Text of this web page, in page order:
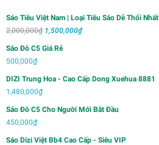
Sáo Tiêu Việt Nam | Loại Tiêu Sáo Dễ Thổi Nhất
2,000,000₫ Giá
1,500,000₫Giá
1,500,000₫.
Sáo Đô C5 Giá Rẻ
500,000₫
DIZI Trung Hoa - Cao Cấp Dong Xuehua 8881
1,480,000₫
Sáo Đô C5 Cho Người Mới Bắt Đầu
450,000₫
Sáo Dizi Việt Bb4 Cao Cấp - Siêu VIP